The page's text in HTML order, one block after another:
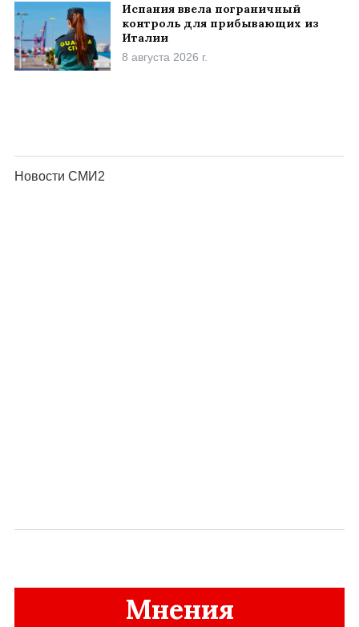
Испания ввела пограничный
контроль для прибывающих из
Италии
8 августа 2026 г.
Мнения